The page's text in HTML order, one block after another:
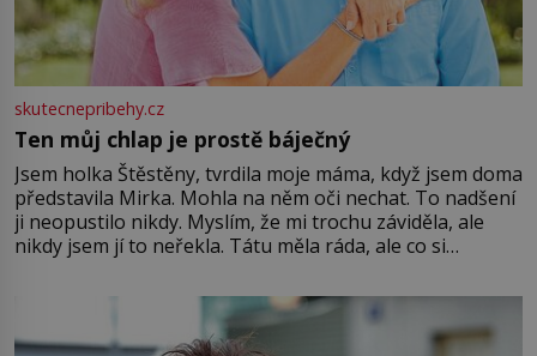
skutecnepribehy.cz
Ten můj chlap je prostě báječný
Jsem holka Štěstěny, tvrdila moje máma, když jsem doma
představila Mirka. Mohla na něm oči nechat. To nadšení
ji neopustilo nikdy. Myslím, že mi trochu záviděla, ale
nikdy jsem jí to neřekla. Tátu měla ráda, ale co si
Jsme spolu moc rádi Tehdy byla jiná doba, když